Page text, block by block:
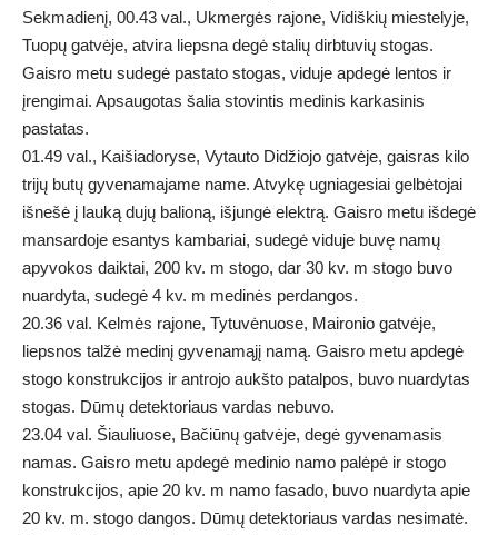
Sekmadienį, 00.43 val., Ukmergės rajone, Vidiškių miestelyje,
Tuopų gatvėje, atvira liepsna degė stalių dirbtuvių stogas.
Gaisro metu sudegė pastato stogas, viduje apdegė lentos ir
įrengimai. Apsaugotas šalia stovintis medinis karkasinis
pastatas.
01.49 val., Kaišiadoryse, Vytauto Didžiojo gatvėje, gaisras kilo
trijų butų gyvenamajame name. Atvykę ugniagesiai gelbėtojai
išnešė į lauką dujų balioną, išjungė elektrą. Gaisro metu išdegė
mansardoje esantys kambariai, sudegė viduje buvę namų
apyvokos daiktai, 200 kv. m stogo, dar 30 kv. m stogo buvo
nuardyta, sudegė 4 kv. m medinės perdangos.
20.36 val. Kelmės rajone, Tytuvėnuose, Maironio gatvėje,
liepsnos talžė medinį gyvenamąjį namą. Gaisro metu apdegė
stogo konstrukcijos ir antrojo aukšto patalpos, buvo nuardytas
stogas. Dūmų detektoriaus vardas nebuvo.
23.04 val. Šiauliuose, Bačiūnų gatvėje, degė gyvenamasis
namas. Gaisro metu apdegė medinio namo palėpė ir stogo
konstrukcijos, apie 20 kv. m namo fasado, buvo nuardyta apie
20 kv. m. stogo dangos. Dūmų detektoriaus vardas nesimatė.